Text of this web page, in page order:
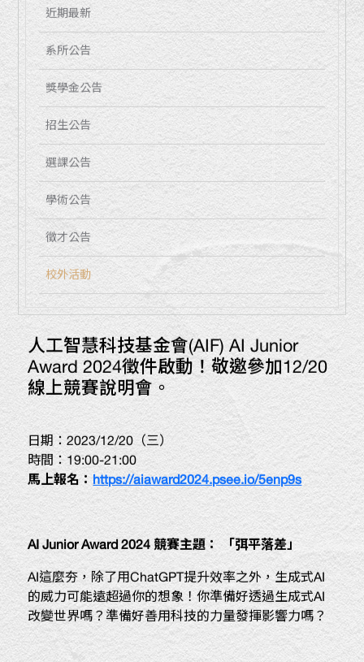
近期最新
系所公告
獎學金公告
招生公告
選課公告
學術公告
徵才公告
校外活動
人工智慧科技基金會(AIF) AI Junior
Award 2024徵件啟動！敬邀參加12/20
線上競賽說明會。
日期：2023/12/20（三）
時間：19:00-21:00
馬上報名：https://aiaward2024.psee.io/5enp9s
AI Junior Award 2024競賽主題： 「弭平落差」
AI這麼夯，除了用ChatGPT提升效率之外，生成式AI
的威力可能遠超過你的想象！你準備好透過生成式AI
改變世界嗎？準備好善用科技的力量發揮影響力嗎？